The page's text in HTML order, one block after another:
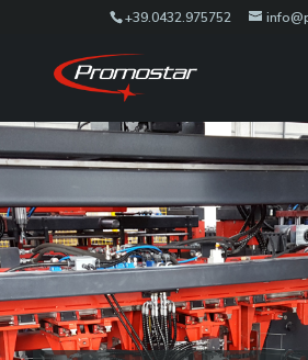
+39.0432.975752